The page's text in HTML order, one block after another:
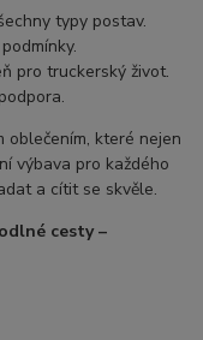
typy postav.
pro truckerský život.
oblečením, které nejen
výbava pro každého
a cítit se skvěle.
cesty –